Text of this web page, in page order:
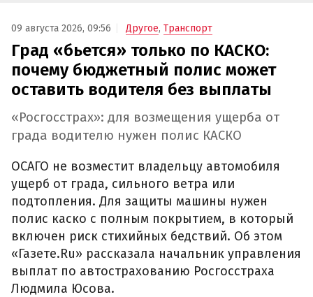
09 августа 2026, 09:56 Другое, Транспорт
Град «бьется» только по КАСКО:
почему бюджетный полис может
оставить водителя без выплаты
«Росгосстрах»: для возмещения ущерба от
града водителю нужен полис КАСКО
ОСАГО не возместит владельцу автомобиля
ущерб от града, сильного ветра или
подтопления. Для защиты машины нужен
полис каско с полным покрытием, в который
включен риск стихийных бедствий. Об этом
«Газете.Ru» рассказала начальник управления
выплат по автострахованию Росгосстраха
Людмила Юсова.